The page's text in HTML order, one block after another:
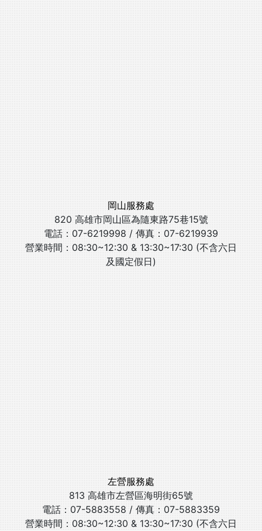
岡山服務處
820 高雄市岡山區為隨東路75巷15號
電話：07-6219998 / 傳真：07-6219939
營業時間：08:30~12:30 & 13:30~17:30 (不含六日
及國定假日)
左營服務處
813 高雄市左營區海明街65號
電話：07-5883558 / 傳真：07-5883359
營業時間：08:30~12:30 & 13:30~17:30 (不含六日